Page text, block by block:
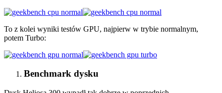
To z kolei wyniki testów GPU, najpierw w trybie normalnym,
potem Turbo:
Benchmark dysku